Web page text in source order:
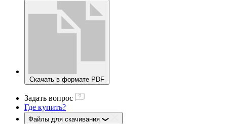
Скачать в формате PDF
Задать вопрос
Где купить?
Файлы для скачивания